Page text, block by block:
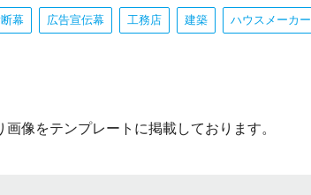
幕 広告宣伝幕 工務店 建築 ハウスメーカー
像をテンプレートに掲載しております。